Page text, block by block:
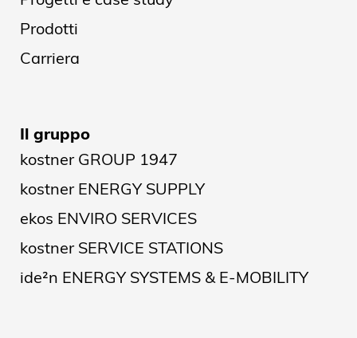
Prodotti
Carriera
Il gruppo
kostner GROUP 1947
kostner ENERGY SUPPLY
ekos ENVIRO SERVICES
kostner SERVICE STATIONS
ide²n ENERGY SYSTEMS & E-MOBILITY